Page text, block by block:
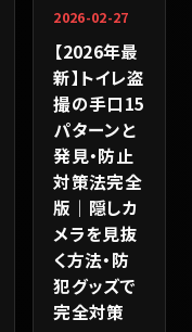
2026-02-27
【2026年最
新】トイレ盗
撮の手口15
パターンと
発見・防止
対策法完全
版｜隠しカ
メラを見抜
く方法・防
犯グッズで
完全対策